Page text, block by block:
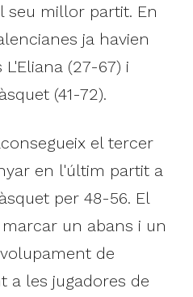
seu millor partit. En
ja havien
(27-67) i
(41-72).
el tercer
en l'últim partit a
per 48-56. El
un abans i un
de
a les jugadores de